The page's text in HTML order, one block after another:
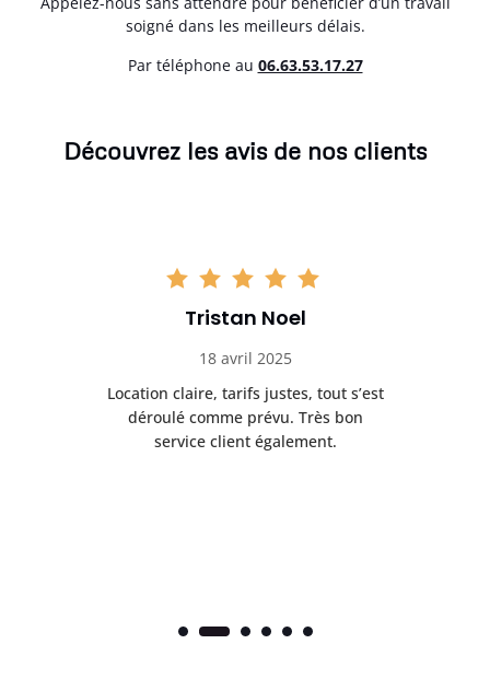
soigné dans les meilleurs délais.
Par téléphone au 06.63.53.17.27
Découvrez les avis de nos clients
Tristan Noel
18 avril 2025
Location claire, tarifs justes, tout s’est
déroulé comme prévu. Très bon
service client également.